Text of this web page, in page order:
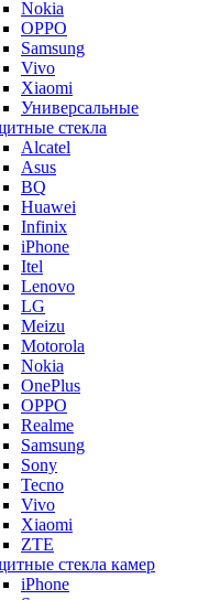
Nokia
OPPO
Samsung
Vivo
Xiaomi
Универсальные
стекла
Alcatel
Asus
BQ
Huawei
Infinix
iPhone
Itel
Lenovo
LG
Meizu
Motorola
Nokia
OnePlus
OPPO
Realme
Samsung
Sony
Tecno
Vivo
Xiaomi
ZTE
стекла камер
iPhone